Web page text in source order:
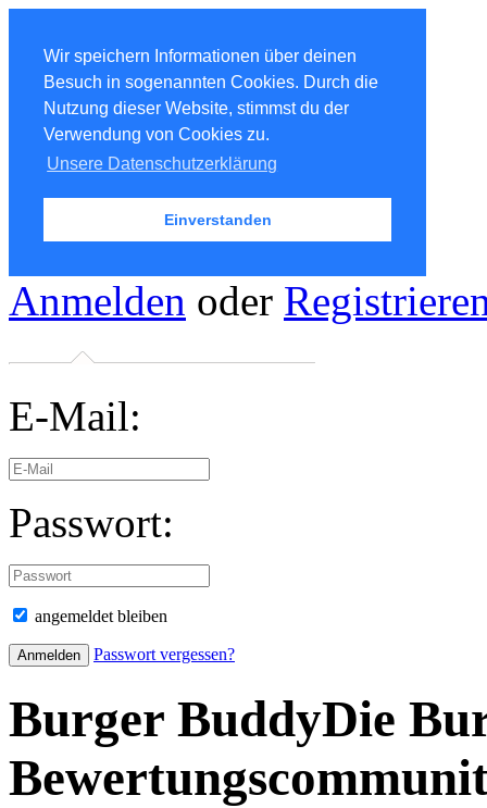
Wir speichern Informationen über deinen
Besuch in sogenannten Cookies. Durch die
Nutzung dieser Website, stimmst du der
Verwendung von Cookies zu.
Unsere Datenschutzerklärung
Einverstanden
Anmelden oder
E-Mail:
Passwort:
angemeldet bleiben
Passwort vergessen?
Burger BuddyDie